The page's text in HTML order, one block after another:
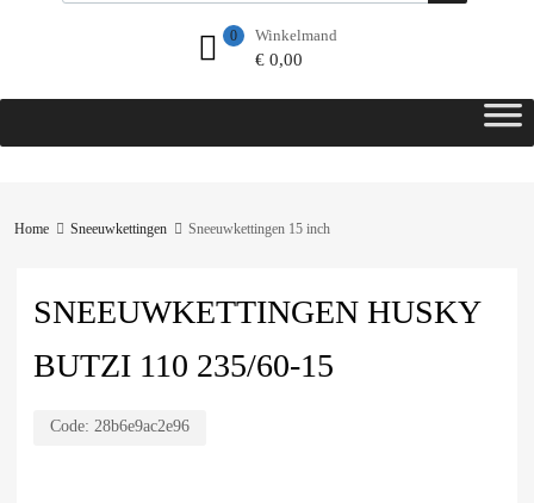
Winkelmand
€0,00
0
Home Sneeuwkettingen Sneeuwkettingen 15 inch
SNEEUWKETTINGEN HUSKY
BUTZI 110 235/60-15
Code: 28b6e9ac2e96